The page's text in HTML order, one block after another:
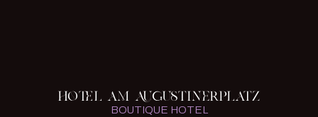
HOTEL AM AUGUSTINERPLATZ
BOUTIQUE HOTEL